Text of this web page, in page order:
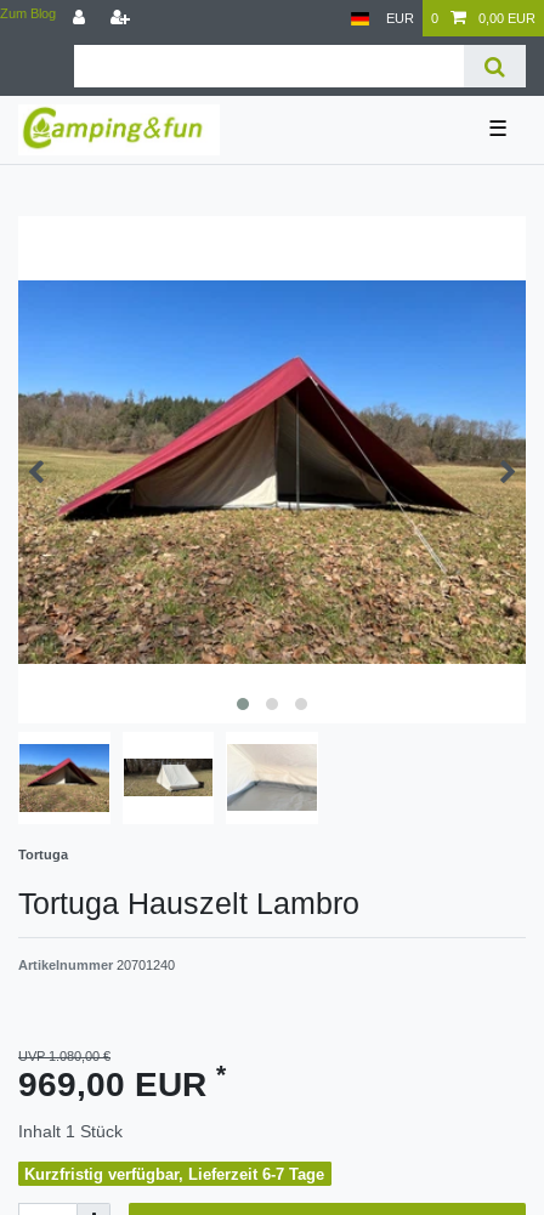
Zum Blog EUR 0 0,00 EUR
☰
Tortuga
Tortuga Hauszelt Lambro
Artikelnummer 20701240
UVP 1.080,00 €
969,00 EUR *
Inhalt 1 Stück
Kurzfristig verfügbar, Lieferzeit 6-7 Tage